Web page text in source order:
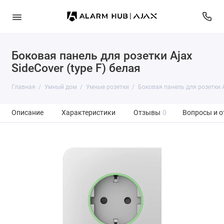
Боковая панель для розетки Ajax
SideCover (type F) белая
Главная Умный дом Умные розетки Боковая панель для розетки
Описание Характеристики Отзывы 0 Вопросы и